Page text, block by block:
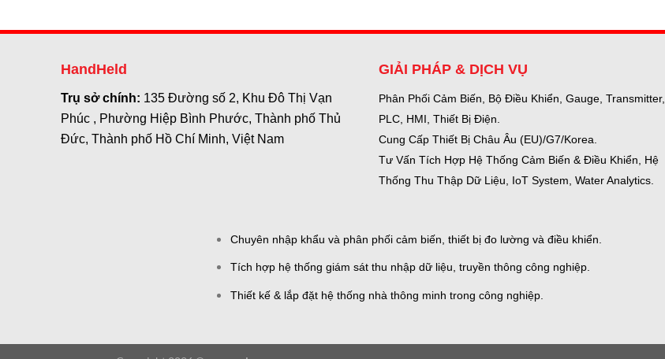
HandHeld
Trụ sở chính: 135 Đường số 2, Khu Đô Thị Vạn
Phúc , Phường Hiệp Bình Phước, Thành phố Thủ
Đức, Thành phố Hồ Chí Minh, Việt Nam
GIẢI PHÁP & DỊCH VỤ
Phân Phối Cảm Biến, Bộ Điều Khiển, Gauge, Transmitter,
PLC, HMI, Thiết Bị Điện.
Cung Cấp Thiết Bị Châu Âu (EU)/G7/Korea.
Tư Vấn Tích Hợp Hệ Thống Cảm Biến & Điều Khiển, Hệ
Thống Thu Thập Dữ Liệu, IoT System, Water Analytics.
Chuyên nhập khẩu và phân phối cảm biến, thiết bị đo lường và điều khiển.
Tích hợp hệ thống giám sát thu nhập dữ liệu, truyền thông công nghiệp.
Thiết kế & lắp đặt hệ thống nhà thông minh trong công nghiệp.